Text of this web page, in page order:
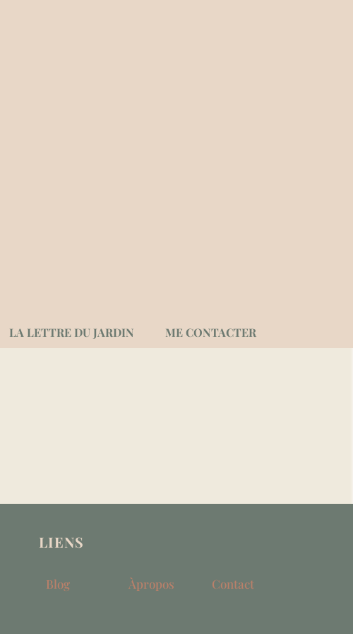
LA LETTRE DU JARDIN ME CONTACTER
LIENS
Blog Àpropos Contact